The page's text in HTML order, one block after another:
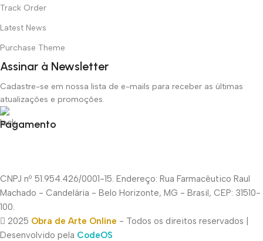
Track Order
Latest News
Purchase Theme
Assinar à Newsletter
Cadastre-se em nossa lista de e-mails para receber as últimas
atualizações e promoções.
Pagamento
CNPJ nº 51.954.426/0001-15. Endereço: Rua Farmacêutico Raul
Machado - Candelária - Belo Horizonte, MG - Brasil, CEP: 31510-
100.
2025 Obra de Arte Online - Todos os direitos reservados |
Desenvolvido pela CodeOS